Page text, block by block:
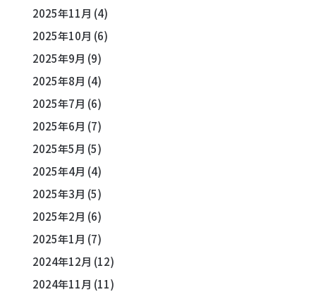
2025年11月 (4)
2025年10月 (6)
2025年9月 (9)
2025年8月 (4)
2025年7月 (6)
2025年6月 (7)
2025年5月 (5)
2025年4月 (4)
2025年3月 (5)
2025年2月 (6)
2025年1月 (7)
2024年12月 (12)
2024年11月 (11)